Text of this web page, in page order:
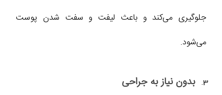
جلوگیری می‌کند و باعث لیفت و سفت‌ شدن پوست
می‌شود.
بدون نیاز به جراحی